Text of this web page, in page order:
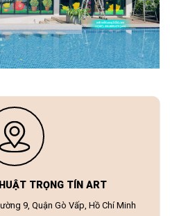
TRỌNG TÍN ART
9, Quận Gò Vấp, Hồ Chí Minh